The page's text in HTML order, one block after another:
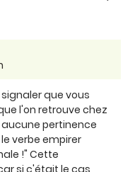
que vous
l'on retrouve chez
pertinence
verbe empirer
!" Cette
si c'était le cas